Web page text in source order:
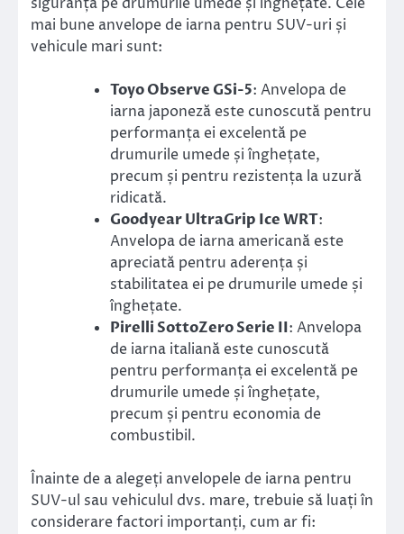
mai bune anvelope de iarna pentru SUV-uri și
vehicule mari sunt:
Toyo Observe GSi-5: Anvelopa de
iarna japoneză este cunoscută pentru
performanța ei excelentă pe
drumurile umede și înghețate,
precum și pentru rezistența la uzură
ridicată.
Goodyear UltraGrip Ice WRT:
Anvelopa de iarna americană este
apreciată pentru aderența și
stabilitatea ei pe drumurile umede și
înghețate.
Pirelli SottoZero Serie II: Anvelopa
de iarna italiană este cunoscută
pentru performanța ei excelentă pe
drumurile umede și înghețate,
precum și pentru economia de
combustibil.
Înainte de a alegeți anvelopele de iarna pentru
SUV-ul sau vehiculul dvs. mare, trebuie să luați în
considerare factori importanți, cum ar fi: